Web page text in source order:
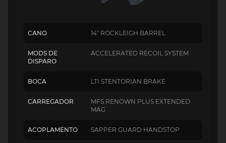
CANO 14" ROCKLEIGH BARREL
MODS DE
DISPARO
ACCELERATED RECOIL SYSTEM
BOCA LTI STENTORIAN BRAKE
CARREGADOR
MFS RENOWN PLUS EXTENDED
MAG
ACOPLAMENTO SAPPER GUARD HANDSTOP